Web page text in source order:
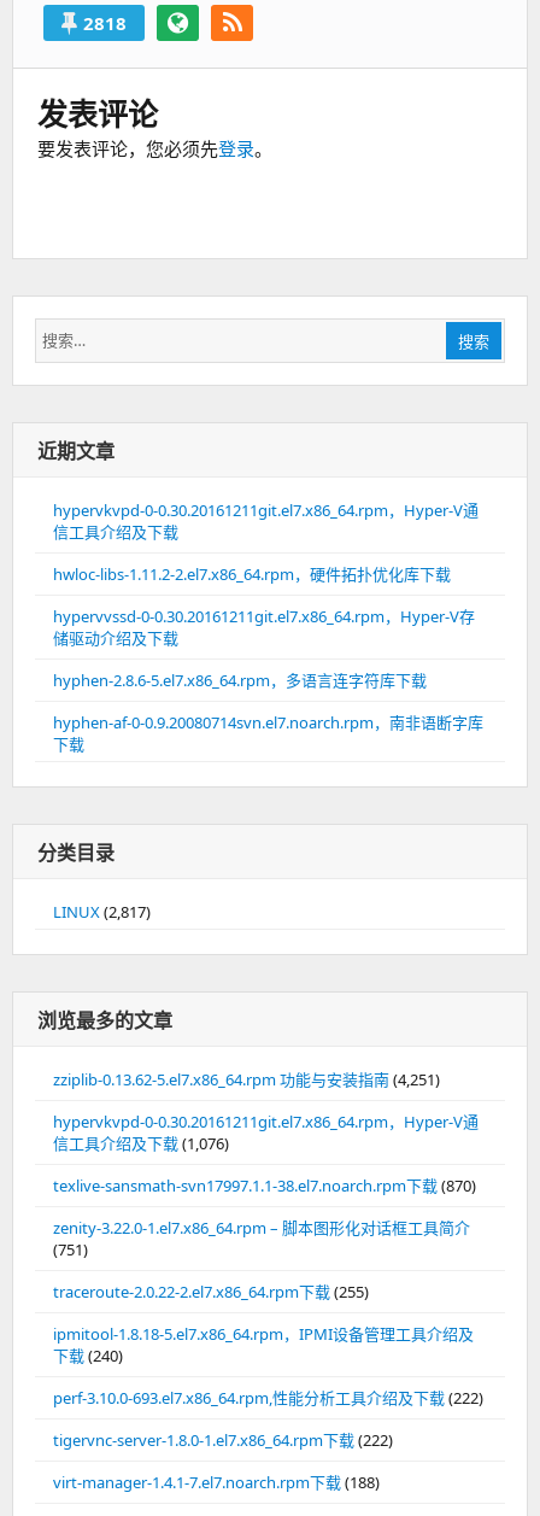
2818
发表评论
要发表评论，您必须先登录。
搜
索：
搜索
近期文章
hypervkvpd-0-0.30.20161211git.el7.x86_64.rpm，Hyper-V通
信工具介绍及下载
hwloc-libs-1.11.2-2.el7.x86_64.rpm，硬件拓扑优化库下载
hypervvssd-0-0.30.20161211git.el7.x86_64.rpm，Hyper-V存
储驱动介绍及下载
hyphen-2.8.6-5.el7.x86_64.rpm，多语言连字符库下载
hyphen-af-0-0.9.20080714svn.el7.noarch.rpm，南非语断字库
下载
分类目录
LINUX(2,817)
浏览最多的文章
zziplib-0.13.62-5.el7.x86_64.rpm 功能与安装指南(4,251)
hypervkvpd-0-0.30.20161211git.el7.x86_64.rpm，Hyper-V通
信工具介绍及下载(1,076)
texlive-sansmath-svn17997.1.1-38.el7.noarch.rpm下载(870)
zenity-3.22.0-1.el7.x86_64.rpm – 脚本图形化对话框工具简介
(751)
traceroute-2.0.22-2.el7.x86_64.rpm下载(255)
ipmitool-1.8.18-5.el7.x86_64.rpm，IPMI设备管理工具介绍及
下载(240)
perf-3.10.0-693.el7.x86_64.rpm,性能分析工具介绍及下载(222)
tigervnc-server-1.8.0-1.el7.x86_64.rpm下载(222)
virt-manager-1.4.1-7.el7.noarch.rpm下载(188)